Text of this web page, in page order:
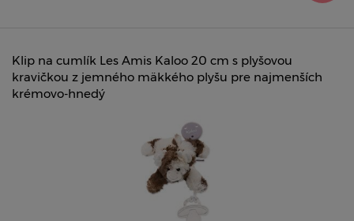
Klip na cumlík Les Amis Kaloo 20 cm s plyšovou
kravičkou z jemného mäkkého plyšu pre najmenších
krémovo-hnedý